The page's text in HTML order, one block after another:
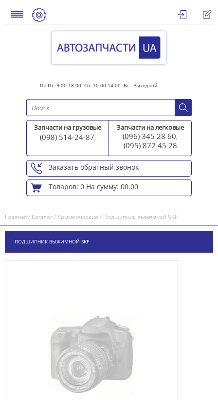
Пн-Пт: 9 00-18 00 Сб: 10 00-14 00 Вс - Выходной
Запчасти на грузовые
(098) 514-24-87,
Запчасти на легковые
(096) 345 28 60,
(095) 872 45 28
Заказать обратный звонок
Товаров: 0 На сумму: 00.00
Главная/ Каталог/ Коммерческие / Подшипник выжимной SKF
ПОДШИПНИК ВЫЖИМНОЙ SKF